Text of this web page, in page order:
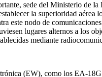
sede del Ministerio de
la superioridad aérea
este nodo de
lugares alternos a los
mediante
(EW), como los EA-